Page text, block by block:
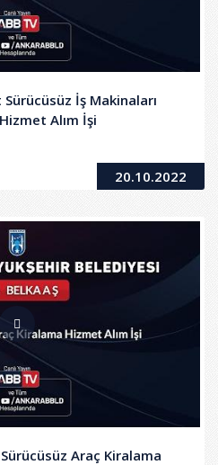
Sürücüsüz İş Makinaları
Alım İşi
20.10.2022
Araç Kiralama